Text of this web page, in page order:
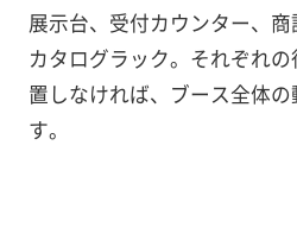
展示台、受付カウンター、商
カタログラック。それぞれ
置しなければ、ブース全体
す。